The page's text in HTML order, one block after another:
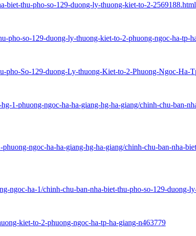
biet-thu-pho-so-129-duong-ly-thuong-kiet-to-2-2569188.html
pho-so-129-duong-ly-thuong-kiet-to-2-phuong-ngoc-ha-tp-
pho-So-129-duong-Ly-thuong-Kiet-to-2-Phuong-Ngoc-Ha-
1-phuong-ngoc-ha-ha-giang-hg-ha-giang/chinh-chu-ban-
ngoc-ha-ha-giang-hg-ha-giang/chinh-chu-ban-nha-
ngoc-ha-1/chinh-chu-ban-nha-biet-thu-pho-so-129-duong-
kiet-to-2-phuong-ngoc-ha-tp-ha-giang-n463779